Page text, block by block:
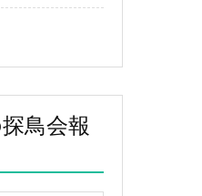
鳥会報